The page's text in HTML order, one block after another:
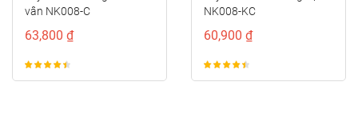
vân NK008-C
63,800 ₫
NK008-KC
60,900 ₫